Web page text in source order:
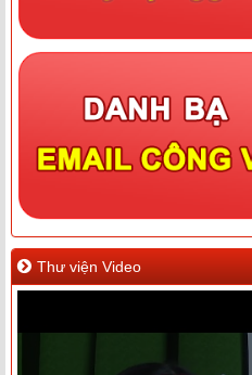
Thư viện Video